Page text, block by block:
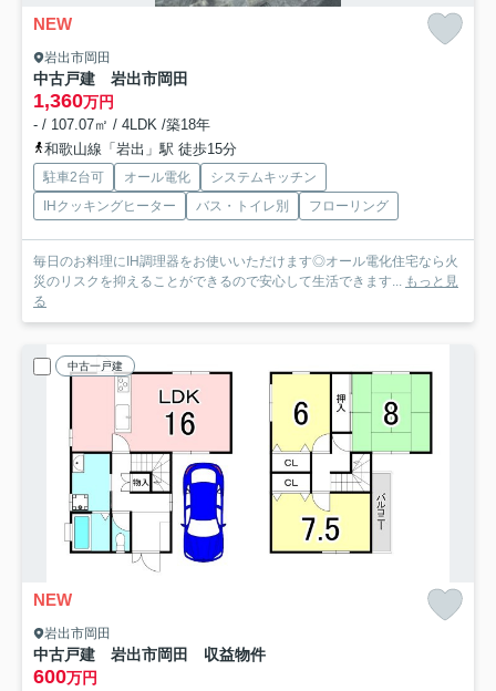
NEW
岩出市岡田
中古戸建 岩出市岡田
1,360万円
- / 107.07㎡ / 4LDK /築18年
和歌山線「岩出」駅 徒歩15分
駐車2台可 オール電化
システムキッチン
IHクッキングヒーター
バス・トイレ別 フローリング
毎日のお料理にIH調理器をお使いいただけます◎オール電化住宅なら火
災のリスクを抑えることができるので安心して生活できます... もっと見
る
中古一戸建
NEW
岩出市岡田
中古戸建 岩出市岡田 収益物件
600万円